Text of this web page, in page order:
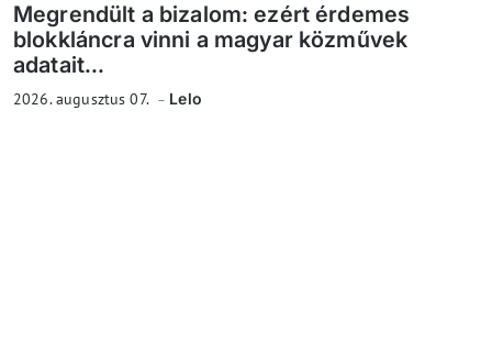
Megrendült a bizalom: ezért érdemes
blokkláncra vinni a magyar közművek
adatait...
2026. augusztus 07. Lelo